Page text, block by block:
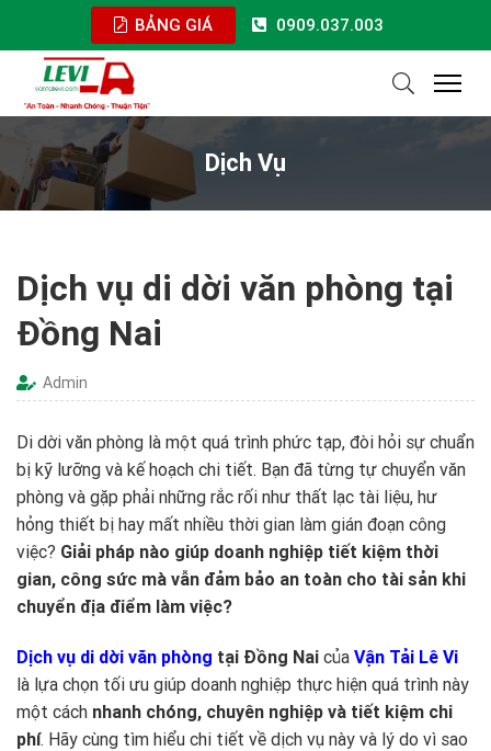
BẢNG GIÁ 0909.037.003
Dịch Vụ
Dịch vụ di dời văn phòng tại
Đồng Nai
Admin
Di dời văn phòng là một quá trình phức tạp, đòi hỏi sự chuẩn
bị kỹ lưỡng và kế hoạch chi tiết. Bạn đã từng tự chuyển văn
phòng và gặp phải những rắc rối như thất lạc tài liệu, hư
hỏng thiết bị hay mất nhiều thời gian làm gián đoạn công
việc? Giải pháp nào giúp doanh nghiệp tiết kiệm thời
gian, công sức mà vẫn đảm bảo an toàn cho tài sản khi
chuyển địa điểm làm việc?
Dịch vụ di dời văn phòng tại Đồng Nai của Vận Tải Lê Vi
là lựa chọn tối ưu giúp doanh nghiệp thực hiện quá trình này
một cách nhanh chóng, chuyên nghiệp và tiết kiệm chi
phí. Hãy cùng tìm hiểu chi tiết về dịch vụ này và lý do vì sao